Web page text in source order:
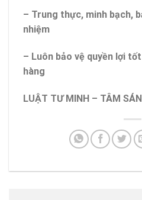
– Trung thực, minh bạch,
nhiệm
– Luôn bảo vệ quyền lợi
hàng
LUẬT TƯ MINH – TÂM